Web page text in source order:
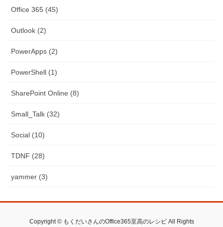
Office 365 (45)
Outlook (2)
PowerApps (2)
PowerShell (1)
SharePoint Online (8)
Small_Talk (32)
Social (10)
TDNF (28)
yammer (3)
Copyright © もくだいさんのOffice365至高のレシピ All Rights